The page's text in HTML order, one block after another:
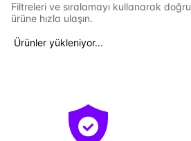
Filtreleri ve sıralamayı kullanarak doğru
ürüne hızla ulaşın.
Ürünler yükleniyor...